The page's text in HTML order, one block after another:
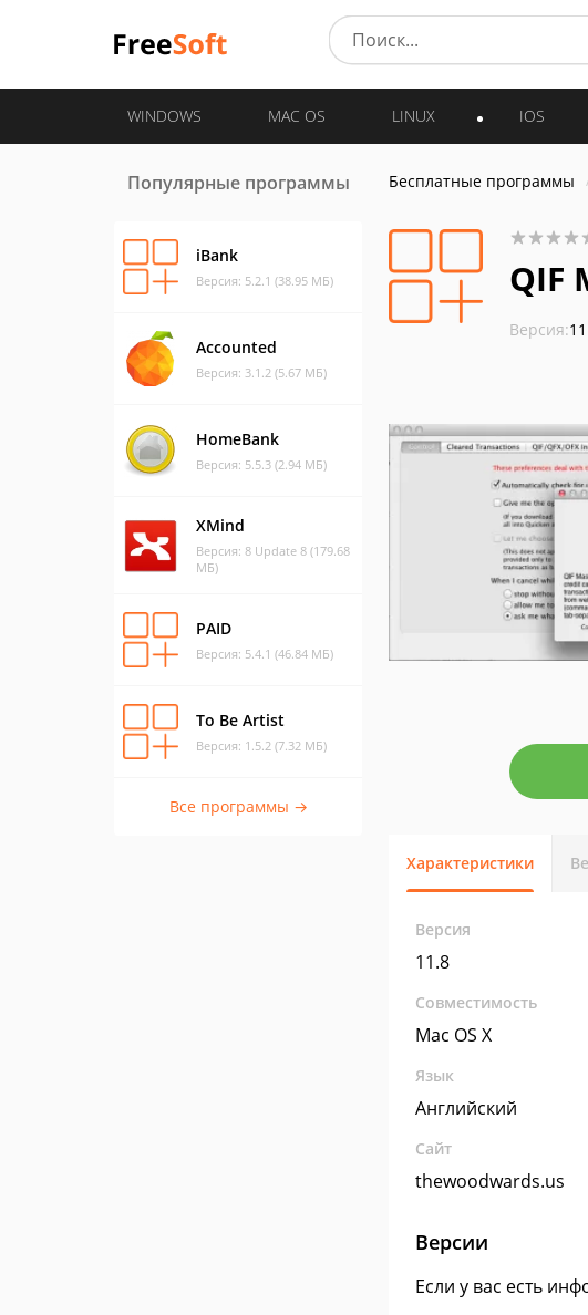
WINDOWS MAC OS LINUX IOS
Популярные программы
iBank
Версия: 5.2.1 (38.95 МБ)
Accounted
Версия: 3.1.2 (5.67 МБ)
HomeBank
Версия: 5.5.3 (2.94 МБ)
XMind
Версия: 8 Update 8 (179.68
МБ)
PAID
Версия: 5.4.1 (46.84 МБ)
To Be Artist
Версия: 1.5.2 (7.32 МБ)
Все программы →
Бесплатные программы
QIF
Версия:
Характеристики
Версия
11.8
Совместимость
Mac OS X
Язык
Английский
Сайт
thewoodwards.us
Версии
Если у вас есть